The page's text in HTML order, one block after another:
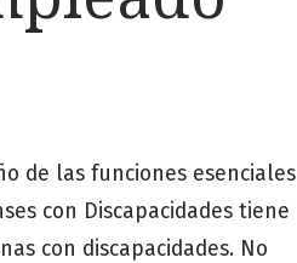
de las funciones esenciales
con Discapacidades tiene
con discapacidades. No